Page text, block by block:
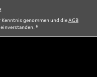
genommen und dieAGB
*